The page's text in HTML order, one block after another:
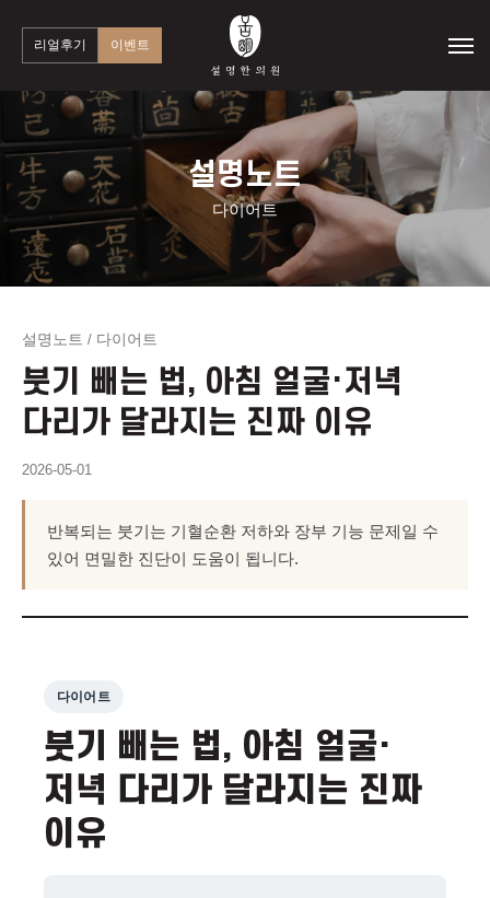
리얼후기 이벤트
설명노트
다이어트
설명노트 / 다이어트
붓기 빼는 법, 아침 얼굴·저녁
다리가 달라지는 진짜 이유
2026-05-01
반복되는 붓기는 기혈순환 저하와 장부 기능 문제일 수
있어 면밀한 진단이 도움이 됩니다.
다이어트
붓기 빼는 법, 아침 얼굴·
저녁 다리가 달라지는 진짜
이유